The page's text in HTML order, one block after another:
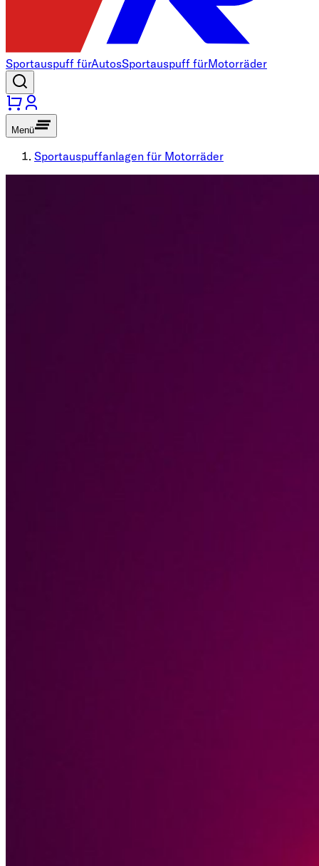
Sportauspuff fürAutosSportauspuff fürMotorräder
Menü
Sportauspuffanlagen für Motorräder